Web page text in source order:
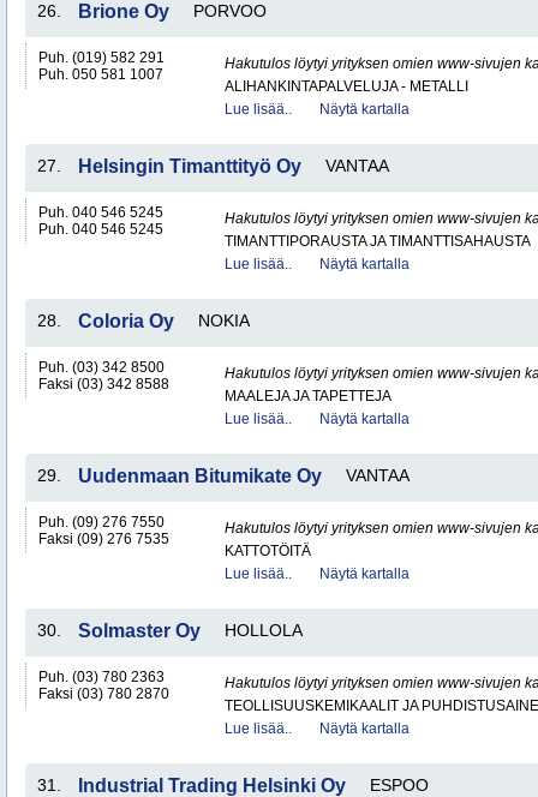
26. Brione Oy PORVOO
Puh. (019) 582 291
Puh. 050 581 1007
Hakutulos löytyi yrityksen omien www-sivujen
ALIHANKINTAPALVELUJA - METALLI
Lue lisää..
Näytä kartalla
27. Helsingin Timanttityö Oy VANTAA
Puh. 040 546 5245
Puh. 040 546 5245
Hakutulos löytyi yrityksen omien www-sivujen
TIMANTTIPORAUSTA JA TIMANTTISAHAUSTA
Lue lisää..
Näytä kartalla
28. Coloria Oy NOKIA
Puh. (03) 342 8500
Faksi (03) 342 8588
Hakutulos löytyi yrityksen omien www-sivujen
MAALEJA JA TAPETTEJA
Lue lisää..
Näytä kartalla
29. Uudenmaan Bitumikate Oy VANTAA
Puh. (09) 276 7550
Faksi (09) 276 7535
Hakutulos löytyi yrityksen omien www-sivujen
KATTOTÖITÄ
Lue lisää..
Näytä kartalla
30. Solmaster Oy HOLLOLA
Puh. (03) 780 2363
Faksi (03) 780 2870
Hakutulos löytyi yrityksen omien www-sivujen
TEOLLISUUSKEMIKAALIT JA
Lue lisää..
Näytä kartalla
31. Industrial Trading Helsinki Oy ESPOO